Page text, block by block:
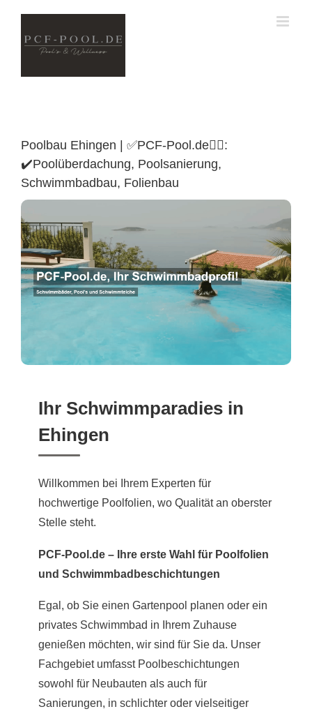
content
Poolbau Ehingen | ✅PCF-Pool.de🏊🏼:
✔️Poolüberdachung, Poolsanierung,
Schwimmbadbau, Folienbau
Poolüberdachung
Ihr Schwimmparadies in
Ehingen
Willkommen bei Ihrem Experten für
hochwertige Poolfolien, wo Qualität an oberster
Stelle steht.
PCF-Pool.de – Ihre erste Wahl für Poolfolien
und Schwimmbadbeschichtungen
Egal, ob Sie einen Gartenpool planen oder ein
privates Schwimmbad in Ihrem Zuhause
genießen möchten, wir sind für Sie da. Unser
Fachgebiet umfasst Poolbeschichtungen
sowohl für Neubauten als auch für
Sanierungen, in schlichter oder vielseitiger